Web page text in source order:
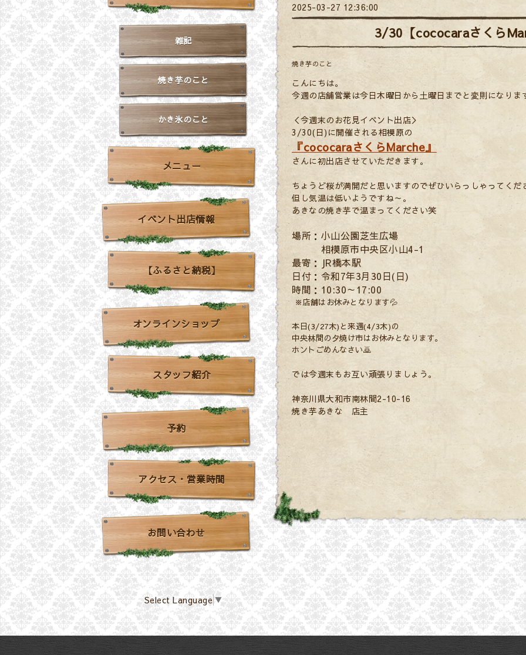
2025-03-27 12:36:00
3/30【cococaraさくら
焼き芋のこと
こんにちは。
今週の店舗営業は今日木曜日から土曜日までと変則になりま
＜今週末のお花見イベント出店＞
3/30(日)に開催される相模原の
『cococaraさくらMarche』
さんに初出店させていただきます。
ちょうど桜が満開だと思いますのでぜひいらっしゃってくだ
但し気温は低いようですね～。
あきなの焼き芋で温まってください笑
場所：小山公園芝生広場
相模原市中央区小山4-1
最寄：JR橋本駅
日付：令和7年3月30日(日)
時間：10:30～17:00
※店舗はお休みとなります💦
本日(3/27木)と来週(4/3木)の
中央林間の夕焼け市はお休みとなります。
ホントごめんなさい🙇
では今週末もお互い頑張りましょう。
神奈川県大和市南林間2-10-16
焼き芋あきな 店主
雑記
焼き芋のこと
かき氷のこと
メニュー
イベント出店情報
【ふるさと納税】
オンラインショップ
スタッフ紹介
予約
アクセス・営業時間
お問い合わせ
Select Language▼